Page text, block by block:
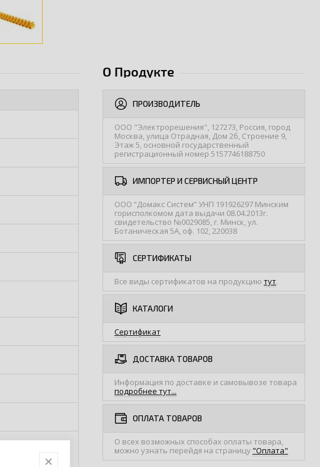
О Продукте
ПРОИЗВОДИТЕЛЬ
ООО "Электрорешения", 127273, Россия, город
Москва, улица Отрадная, Дом 2б, Строение 9,
Этаж 5, основной государственный
регистрационный номер 5157746188750
ИМПОРТЕР И СЕРВИСНЫЙ ЦЕНТР
ООО “Домакс Систем” УНП 191926297 Минским
горисполкомом дата выдачи 08.04.2013г.
свидетельство №0029085, г. Минск, ул.
Ботаническая 5А, оф. 102, 220038
СЕРТИФИКАТЫ
Все виды сертификатов на продукцию тут.
КАТАЛОГИ
Сертификат
ДОСТАВКА ТОВАРОВ
Информация по доставке и самовывозе товара
подробнее тут...
ОПЛАТА ТОВАРОВ
О всех возможных способах оплаты товара,
можно узнать перейдя на страницу "Оплата"